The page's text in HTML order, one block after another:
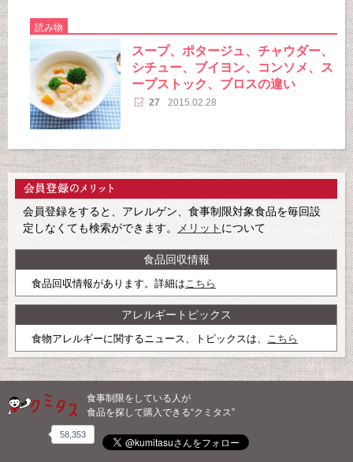
読み物
スープ、ポタージュ、チャウダー、
シチュー、ブイヨン、コンソメ、ス
ープストック、ブロスの違い
27 2015.02.28
会員登録をすると、アレルゲン、食事制限対象食品を毎回設
定しなくても検索ができます。
メリット について
食品回収情報
食品回収情報があります。詳細はこちら
アレルギートピックス
食物アレルギーに関するニュース、トピックスは、 こちら
食事制限をしている人が
食品を探して購入できる“クミタス”
58,353